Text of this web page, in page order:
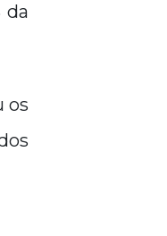
da
os